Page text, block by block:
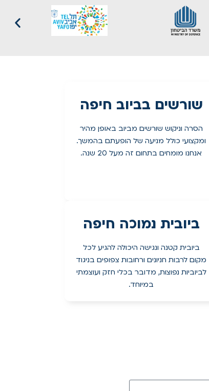
שורשים בביוב חיפה
הסרה וניקוש שורשים מביוב באופן מהיר
ומקצועי כולל מניעה של הופעתם בהמשך.
אנחנו מומחים בתחום זה מעל 20 שנה.
ביובית נמוכה חיפה
ביובית קטנה ונגישה היכולה להגיע לכל
מקום לרבות חניונים ורחובות צפופים בניגוד
לביוביות נפוצות, מדובר בכלי חזק ועוצמתי
במיוחד.